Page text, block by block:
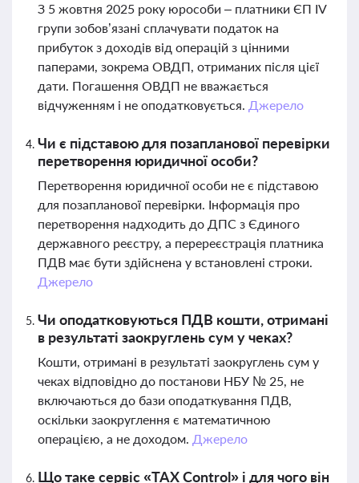
З 5 жовтня 2025 року юрособи – платники ЄП IV
групи зобов’язані сплачувати податок на
прибуток з доходів від операцій з цінними
паперами, зокрема ОВДП, отриманих після цієї
дати. Погашення ОВДП не вважається
відчуженням і не оподатковується. Джерело
Чи є підставою для позапланової перевірки
перетворення юридичної особи?
Перетворення юридичної особи не є підставою
для позапланової перевірки. Інформація про
перетворення надходить до ДПС з Єдиного
державного реєстру, а перереєстрація платника
ПДВ має бути здійснена у встановлені строки.
Джерело
Чи оподатковуються ПДВ кошти, отримані
в результаті заокруглень сум у чеках?
Кошти, отримані в результаті заокруглень сум у
чеках відповідно до постанови НБУ № 25, не
включаються до бази оподаткування ПДВ,
оскільки заокруглення є математичною
операцією, а не доходом. Джерело
Що таке сервіс «TAX Control» і для чого він